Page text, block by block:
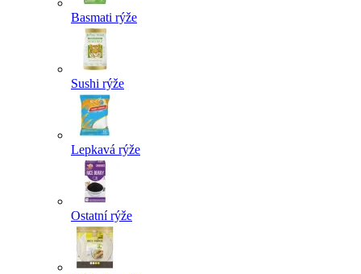
Basmati rýže
Sushi rýže
Lepkavá rýže
Ostatní rýže